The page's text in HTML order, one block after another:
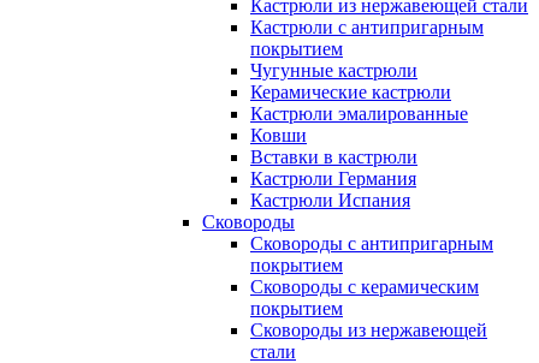
Кастрюли из нержавеющей стали
Кастрюли с антипригарным
покрытием
Чугунные кастрюли
Керамические кастрюли
Кастрюли эмалированные
Ковши
Вставки в кастрюли
Кастрюли Германия
Кастрюли Испания
Сковороды
Сковороды с антипригарным
покрытием
Сковороды с керамическим
покрытием
Сковороды из нержавеющей
стали